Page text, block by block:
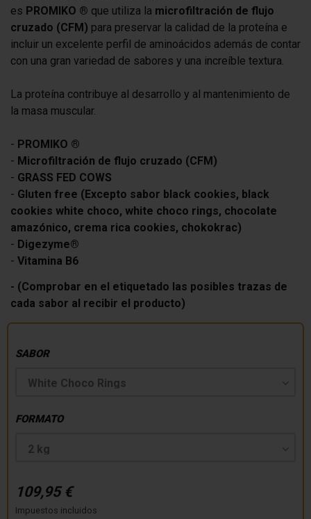
es PROMIKO ® que utiliza la microfiltración de flujo
cruzado (CFM) para preservar la calidad de la proteína e
incluir un excelente perfil de aminoácidos además de contar
con una gran variedad de sabores y una increíble textura.
La proteína contribuye al desarrollo y al mantenimiento de
la masa muscular.
- PROMIKO ®
- Microfiltración de flujo cruzado (CFM)
- GRASS FED COWS
- Gluten free (Excepto sabor black cookies, black
cookies white choco, white choco rings, chocolate
amazónico, crema rica cookies, chokokrac)
- Digezyme®
- Vitamina B6
- (Comprobar en el etiquetado las posibles trazas de
cada sabor al recibir el producto)
SABOR
FORMATO
109,95 €
Impuestos incluidos